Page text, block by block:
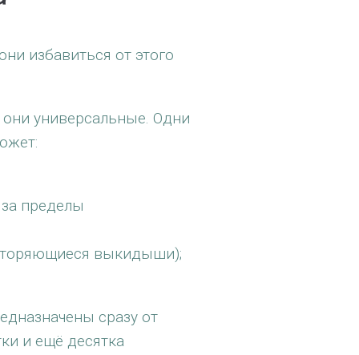
избавиться от этого
универсальные. Одни
пределы
выкидыши);
сразу от
и ещё десятка